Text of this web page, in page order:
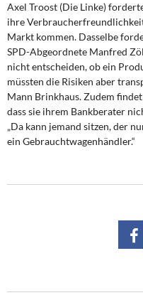
Axel Troost (Die Linke)
ihre
Markt kommen. Dasselbe
SPD-Abgeordnete Manfred
nicht entscheiden, ob ein
müssten die Risiken aber
Mann Brinkhaus. Zudem
dass sie ihrem Bankberater
„Da kann jemand sitzen, der
ein Gebrauchtwagenhändler.“